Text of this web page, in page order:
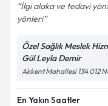
İlgi alaka ve tedavi
yönleri
Özel Sağlık Meslek
Gül Leyla Demir
Akkent Mahallesi 134 012
En Yakın Saatler